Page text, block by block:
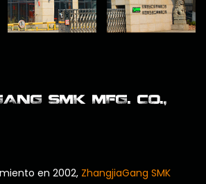
SMK MFG. CO.,
en 2002, ZhangjiaGang SMK